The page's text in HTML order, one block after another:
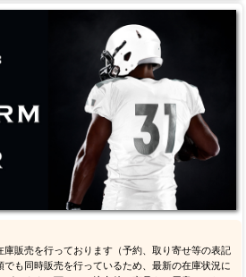
販売を行っております（予約、取り寄せ等の表記
も同時販売を行っているため、最新の在庫状況に